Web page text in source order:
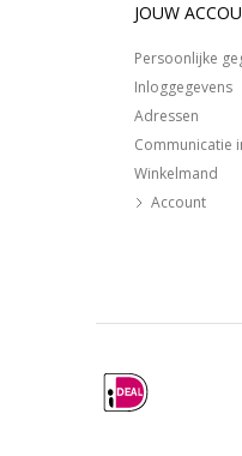
JOUW
Persoonlijke
Inloggegevens
Adressen
Communicatie
Winkelmand
Account